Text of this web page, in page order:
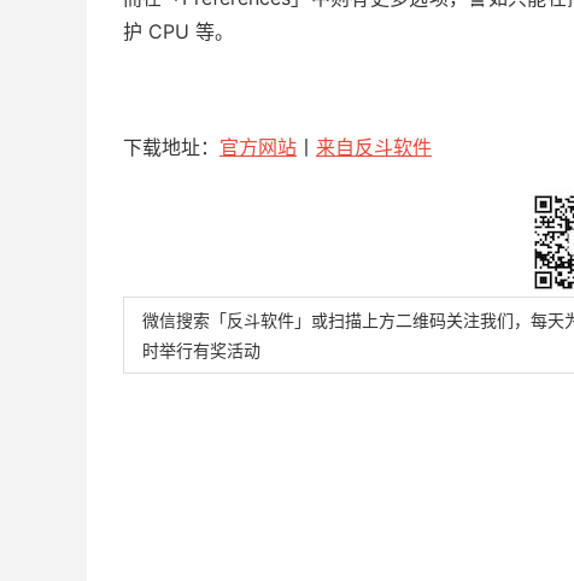
护 CPU 等。
下载地址： 官方网站 来自反斗软件
微信搜索「反斗软件」或扫描上方二维码关注我们，每
时举行有奖活动